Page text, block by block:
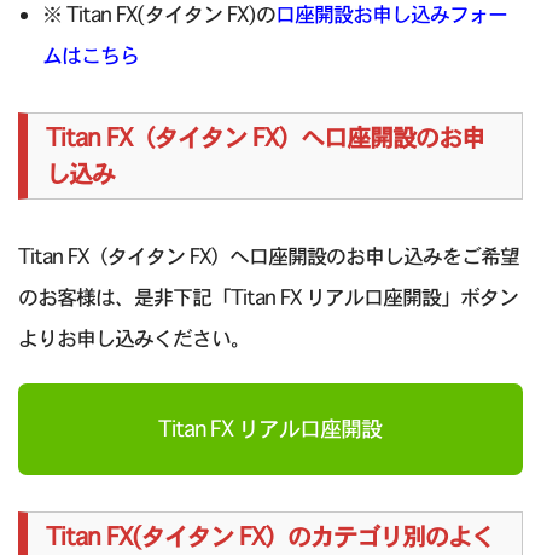
※ Titan FX(タイタン FX)の口座開設お申し込みフォー
ムはこちら
Titan FX（タイタン FX）へ口座開設のお申
し込み
Titan FX（タイタン FX）へ口座開設のお申し込みをご希望
のお客様は、是非下記「Titan FX リアル口座開設」ボタン
よりお申し込みください。
Titan FX リアル口座開設
Titan FX(タイタン FX）のカテゴリ別のよく